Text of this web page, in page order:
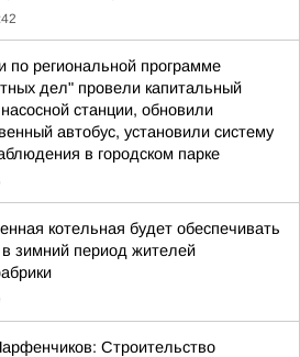
по региональной программе
дел" провели капитальный
станции, обновили
автобус, установили систему
в городском парке
котельная будет обеспечивать
зимний период жителей
Строительство